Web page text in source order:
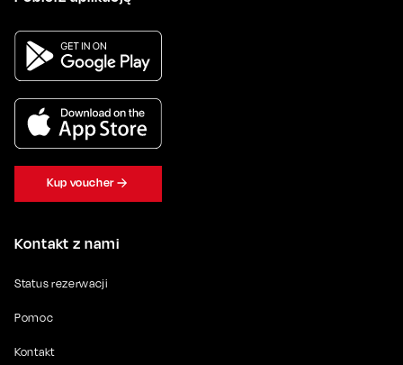
Kontakt z nami
Status rezerwacji
Pomoc
Kontakt
Kup voucher